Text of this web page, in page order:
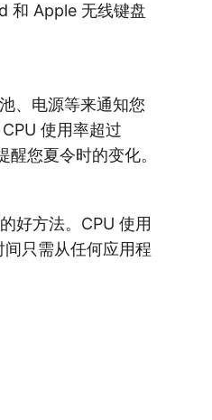
和 Apple 无线键盘
、电源等来通知您
使用率超过
您夏令时的变化。
好方法。CPU 使用
只需从任何应用程